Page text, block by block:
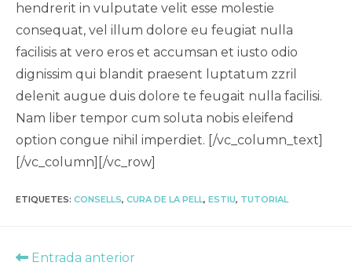
hendrerit in vulputate velit esse molestie
consequat, vel illum dolore eu feugiat nulla
facilisis at vero eros et accumsan et iusto odio
dignissim qui blandit praesent luptatum zzril
delenit augue duis dolore te feugait nulla facilisi.
Nam liber tempor cum soluta nobis eleifend
option congue nihil imperdiet. [/vc_column_text]
[/vc_column][/vc_row]
ETIQUETES: CONSELLS, CURA DE LA PELL, ESTIU, TUTORIAL
Llegeix
Entrada anterior